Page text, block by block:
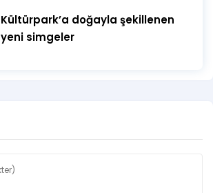
Kültürpark’a doğayla şekillenen
yeni simgeler